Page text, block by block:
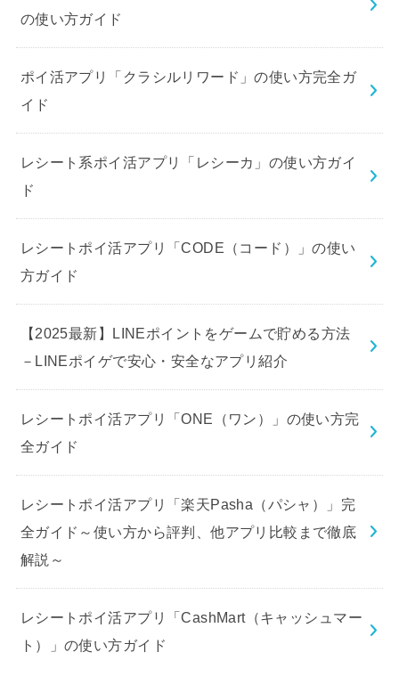
の使い方ガイド
ポイ活アプリ「クラシルリワード」の使い方完全ガ
イド
レシート系ポイ活アプリ「レシーカ」の使い方ガイ
ド
レシートポイ活アプリ「CODE（コード）」の使い
方ガイド
【2025最新】LINEポイントをゲームで貯める方法
－LINEポイゲで安心・安全なアプリ紹介
レシートポイ活アプリ「ONE（ワン）」の使い方完
全ガイド
レシートポイ活アプリ「楽天Pasha（パシャ）」完
全ガイド～使い方から評判、他アプリ比較まで徹底
解説～
レシートポイ活アプリ「CashMart（キャッシュマー
ト）」の使い方ガイド